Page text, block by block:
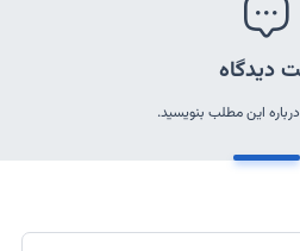
دیدگاه
این مطلب بنویسید.